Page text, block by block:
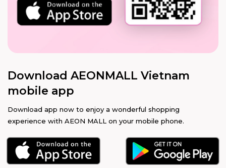
Download AEONMALL Vietnam
mobile app
Download app now to enjoy a wonderful shopping
experience with AEON MALL on your mobile phone.